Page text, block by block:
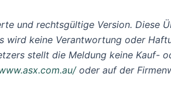
und rechtsgültige Version. Diese
wird keine Verantwortung oder
stellt die Meldung keine Kauf-
oder auf der